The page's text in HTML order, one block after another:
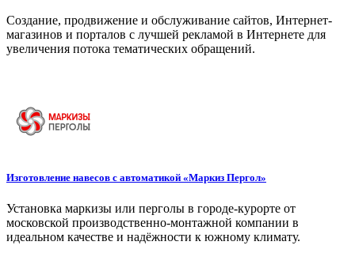
Создание, продвижение и обслуживание сайтов, Интернет-
магазинов и порталов с лучшей рекламой в Интернете для
увеличения потока тематических обращений.
Изготовление навесов с автоматикой «Маркиз Пергол»
Установка маркизы или перголы в городе-курорте от
московской производственно-монтажной компании в
идеальном качестве и надёжности к южному климату.